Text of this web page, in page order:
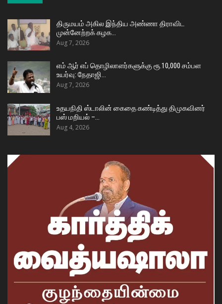
திருமயம் அகில இந்திய அண்ணா திராவிட
முன்னேற்றக் கழக…
Aug 7, 2026
எம் ஆர் எப் தொழிலாளர்களுக்கு ரூ.10,000 சம்பள
உயர்வு: நேதாஜி…
Aug 7, 2026
உதயநிதி ஸ்டாலின் கைதை கண்டித்து திமுகவினர்
பஸ் மறியல் –…
Aug 4, 2026